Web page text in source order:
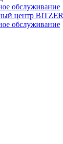
обслуживание
центр BITZER
обслуживание